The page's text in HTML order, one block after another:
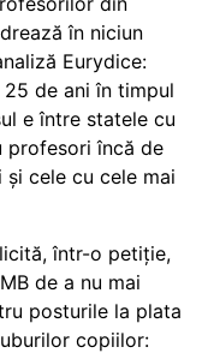
în niciun
Eurydice:
de ani în timpul
e între statele cu
profesori încă de
cele cu cele mai
într-o petiție,
de a nu mai
posturile la plata
copiilor: